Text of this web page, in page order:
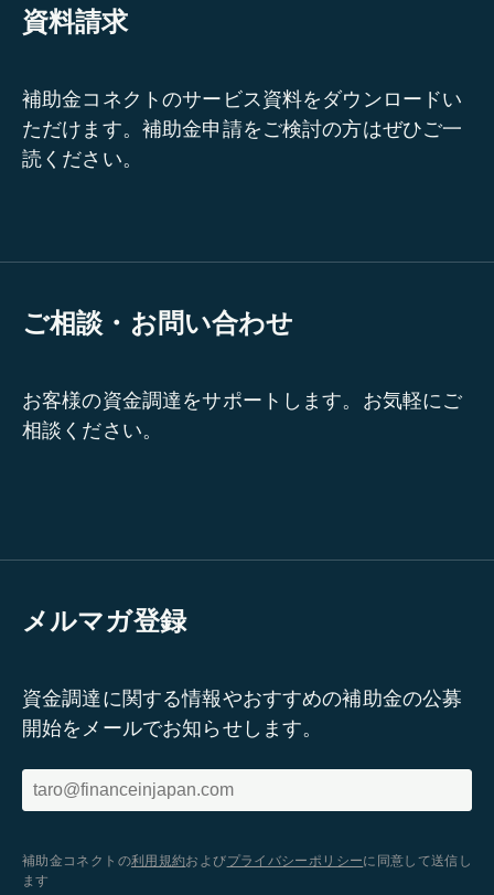
資料請求
補助金コネクトのサービス資料をダウンロードい
ただけます。補助金申請をご検討の方はぜひご一
読ください。
ご相談・お問い合わせ
お客様の資金調達をサポートします。お気軽にご
相談ください。
メルマガ登録
資金調達に関する情報やおすすめの補助金の公募
開始をメールでお知らせします。
補助金コネクトの利用規約およびプライバシーポリシーに同意して送信し
ます